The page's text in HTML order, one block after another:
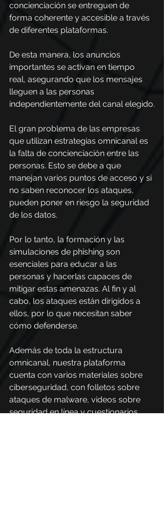
concienciación se entreguen de
forma coherente y accesible a través
de diferentes plataformas.
De esta manera, los anuncios
importantes se activan en tiempo
real, asegurando que los mensajes
lleguen a las personas
independientemente del canal elegido.
El gran problema de las empresas
que utilizan estrategias omnicanal es
la falta de concienciación entre las
personas. Esto se debe a que
manejan varios puntos de acceso y si
no saben reconocer los ataques,
pueden poner en riesgo la seguridad
de los datos.
Por lo tanto, la formación y las
simulaciones de phishing son
esenciales para educar a las
personas y hacerlas capaces de
mitigar estas amenazas. Al fin y al
cabo, los ataques están dirigidos a
ellos, por lo que necesitan saber
cómo defenderse.
Además de toda la estructura
omnicanal, nuestra plataforma
cuenta con varios materiales sobre
ciberseguridad, con folletos sobre
ataques de malware, videos sobre
seguridad en línea y cuestionarios